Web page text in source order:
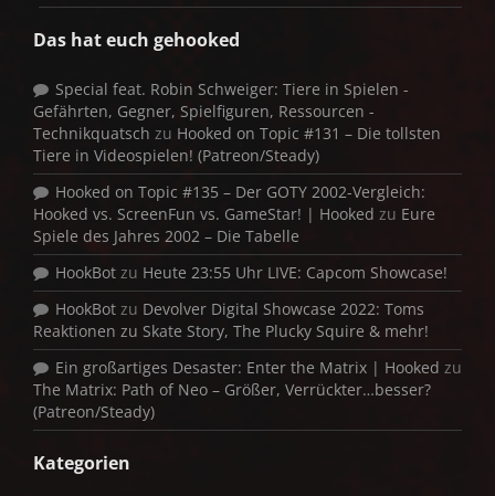
Das hat euch gehooked
Special feat. Robin Schweiger: Tiere in Spielen -
Gefährten, Gegner, Spielfiguren, Ressourcen -
Technikquatsch zu Hooked on Topic #131 – Die tollsten
Tiere in Videospielen! (Patreon/Steady)
Hooked on Topic #135 – Der GOTY 2002-Vergleich:
Hooked vs. ScreenFun vs. GameStar! | Hooked zu Eure
Spiele des Jahres 2002 – Die Tabelle
HookBot zu Heute 23:55 Uhr LIVE: Capcom Showcase!
HookBot zu Devolver Digital Showcase 2022: Toms
Reaktionen zu Skate Story, The Plucky Squire & mehr!
Ein großartiges Desaster: Enter the Matrix | Hooked zu
The Matrix: Path of Neo – Größer, Verrückter…besser?
(Patreon/Steady)
Kategorien